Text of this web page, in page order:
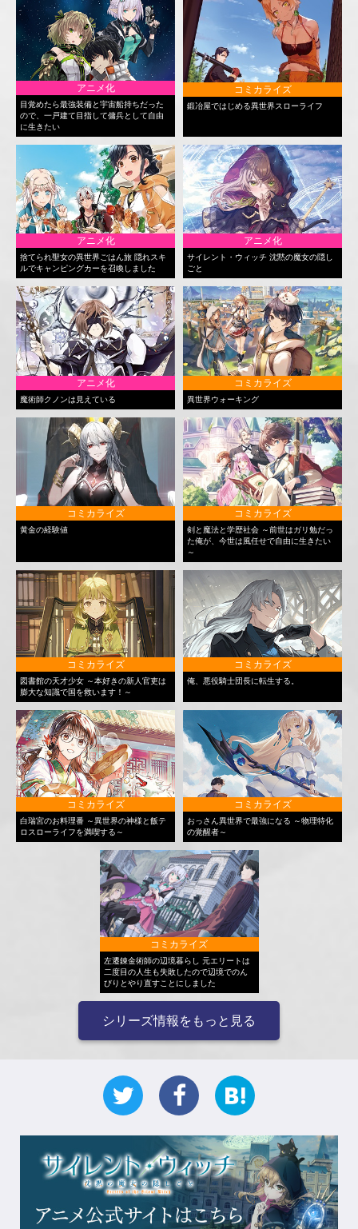
アニメ化
目覚めたら最強装備と宇宙船持ちだった
ので、一戸建て目指して傭兵として自由
に生きたい
コミカライズ
鍛冶屋ではじめる異世界スローライフ
アニメ化
捨てられ聖女の異世界ごはん旅 隠れスキ
ルでキャンピングカーを召喚しました
アニメ化
サイレント・ウィッチ 沈黙の魔女の隠し
ごと
アニメ化
魔術師クノンは見えている
コミカライズ
異世界ウォーキング
コミカライズ
黄金の経験値
コミカライズ
剣と魔法と学歴社会 ～前世はガリ勉だっ
た俺が、今世は風任せで自由に生きたい
～
コミカライズ
図書館の天才少女 ～本好きの新人官吏は
膨大な知識で国を救います！～
コミカライズ
俺、悪役騎士団長に転生する。
コミカライズ
白瑞宮のお料理番 ～異世界の神様と飯テ
ロスローライフを満喫する～
コミカライズ
おっさん異世界で最強になる ～物理特化
の覚醒者～
コミカライズ
左遷錬金術師の辺境暮らし 元エリートは
二度目の人生も失敗したので辺境でのん
びりとやり直すことにしました
シリーズ情報をもっと見る